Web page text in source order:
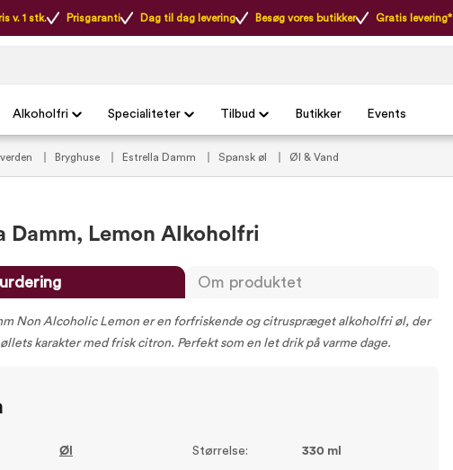
v. 1 stk. Prisgaranti Dag til dag levering Besøg vores butikker Gratis levering*
Alkoholfri Specialiteter Tilbud Butikker Events
Bryghuse Estrella Damm Spansk øl Øl & Vand
Damm, Lemon Alkoholfri
Om produktet
Non Alcoholic Lemon er en forfriskende og citruspræget alkoholfri øl, der
karakter med frisk citron. Perfekt som en let drik på varme dage.
Øl Størrelse: 330 ml